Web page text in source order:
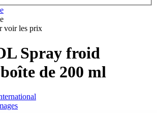
voir les prix
Spray froid
de 200 ml